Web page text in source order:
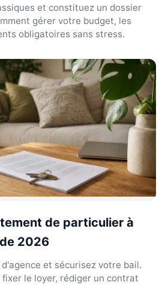
et constituez un dossier
gérer votre budget, les
obligatoires sans stress.
de particulier à
2026
et sécurisez votre bail.
le loyer, rédiger un contrat